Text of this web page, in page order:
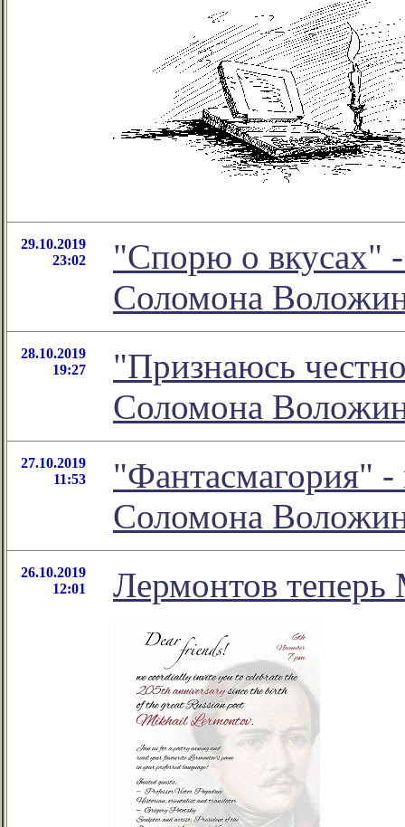
29.10.2019
23:02
"Спорю о вкусах" -
Соломона
28.10.2019
19:27
"Признаюсь
Соломона
27.10.2019
11:53
"Фантасмагория" -
Соломона
26.10.2019
12:01
Лермонтов теперь